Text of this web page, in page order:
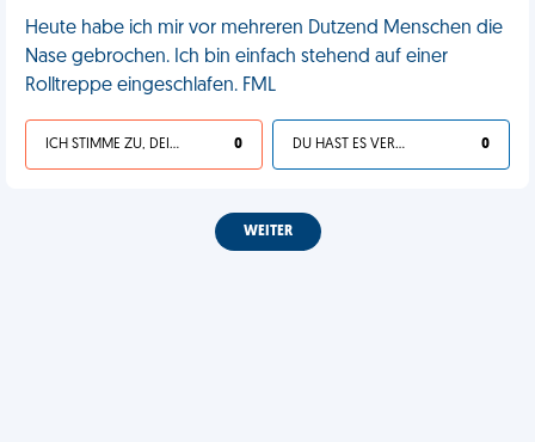
Heute habe ich mir vor mehreren Dutzend Menschen die
Nase gebrochen. Ich bin einfach stehend auf einer
Rolltreppe eingeschlafen. FML
ICH STIMME ZU, DEIN LEBEN IST SCHEISSE 0 DU HAST ES VERDIENT 0
WEITER